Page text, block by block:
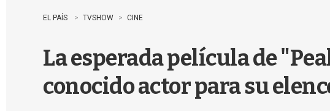
EL PAÍS TVSHOW CINE
La esperada película de
conocido actor para su